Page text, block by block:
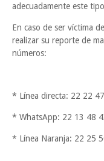
adecuadamente este
En caso de ser víctima
realizar su reporte de
números:
* Línea directa: 22 22
* WhatsApp: 22 13 48
* Línea Naranja: 22 25